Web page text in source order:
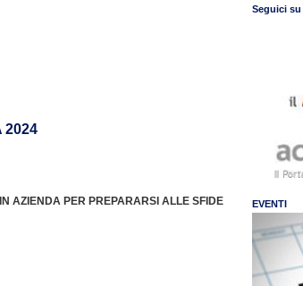
2024
AZIENDA PER PREPARARSI ALLE SFIDE
Seguici su
EVENTI